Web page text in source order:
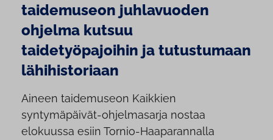
taidemuseon juhlavuoden
ohjelma kutsuu
taidetyöpajoihin ja tutustumaan
lähihistoriaan
Aineen taidemuseon Kaikkien
syntymäpäivät-ohjelmasarja nostaa
elokuussa esiin Tornio-Haaparannalla